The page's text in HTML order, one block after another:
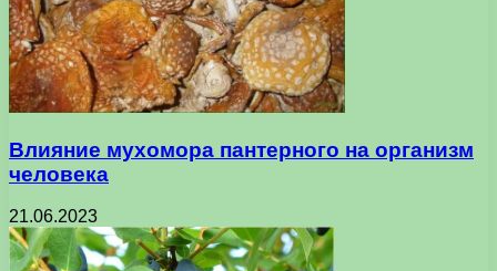
Влияние мухомора пантерного на организм
человека
21.06.2023